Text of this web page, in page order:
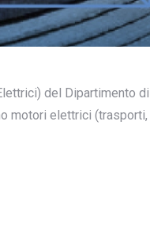
del Dipartimento
motori elettrici